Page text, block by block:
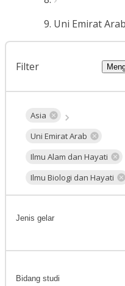
Uni Emirat Arab
Filter
Asia
Uni Emirat Arab
Ilmu Alam dan Hayati
Ilmu Biologi dan Hayati
Jenis gelar
Bidang studi